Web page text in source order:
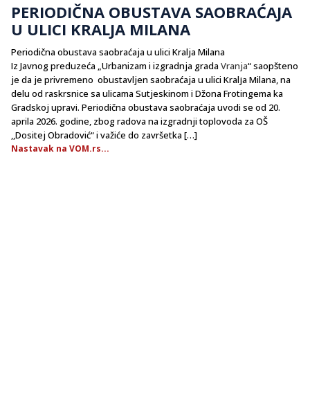
PERIODIČNA OBUSTAVA SAOBRAĆAJA
U ULICI KRALJA MILANA
Periodična obustava saobraćaja u ulici Kralja Milana
Iz Javnog preduzeća „Urbanizam i izgradnja grada Vranja“ saopšteno
je da je privremeno obustavljen saobraćaja u ulici Kralјa Milana, na
delu od raskrsnice sa ulicama Sutjeskinom i Džona Frotingema ka
Gradskoj upravi. Periodična obustava saobraćaja uvodi se od 20.
aprila 2026. godine, zbog radova na izgradnji toplovoda za OŠ
,,Dositej Obradović“ i važiće do završetka […]
Nastavak na VOM.rs...